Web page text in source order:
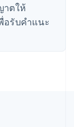
ตให้
อรับคําแนะ